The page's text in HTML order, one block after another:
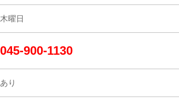
木曜日
045-900-1130
あり